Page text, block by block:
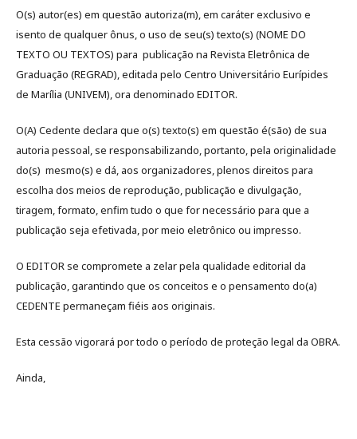
O(s) autor(es) em questão autoriza(m), em caráter exclusivo e
isento de qualquer ônus, o uso de seu(s) texto(s) (NOME DO
TEXTO OU TEXTOS) para publicação na Revista Eletrônica de
Graduação (REGRAD), editada pelo Centro Universitário Eurípides
de Marília (UNIVEM), ora denominado EDITOR.
O(A) Cedente declara que o(s) texto(s) em questão é(são) de sua
autoria pessoal, se responsabilizando, portanto, pela originalidade
do(s) mesmo(s) e dá, aos organizadores, plenos direitos para
escolha dos meios de reprodução, publicação e divulgação,
tiragem, formato, enfim tudo o que for necessário para que a
publicação seja efetivada, por meio eletrônico ou impresso.
O EDITOR se compromete a zelar pela qualidade editorial da
publicação, garantindo que os conceitos e o pensamento do(a)
CEDENTE permaneçam fiéis aos originais.
Esta cessão vigorará por todo o período de proteção legal da OBRA.
Ainda,